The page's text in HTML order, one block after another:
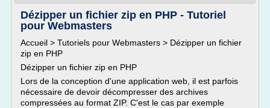
Dézipper un fichier zip en PHP - Tutoriel
pour Webmasters
Accueil > Tutoriels pour Webmasters > Dézipper un fichier
zip en PHP
Dézipper un fichier zip en PHP
Lors de la conception d'une application web, il est parfois
nécessaire de devoir décompresser des archives
compressées au format ZIP. C'est le cas par exemple